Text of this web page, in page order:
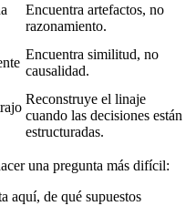
Encuentra artefactos, no
razonamiento.
Encuentra similitud, no
causalidad.
Reconstruye el linaje
cuando las decisiones están
estructuradas.
una pregunta más difícil:
aquí, de qué supuestos